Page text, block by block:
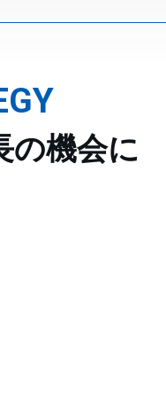
の機会に